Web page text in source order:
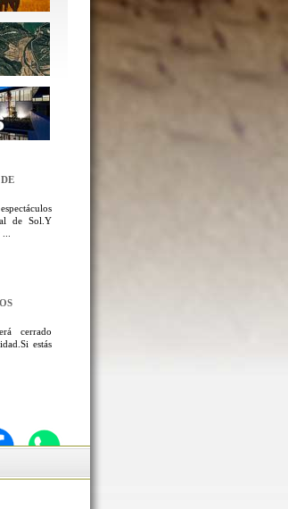
de Sol.Y
cerrado
estás